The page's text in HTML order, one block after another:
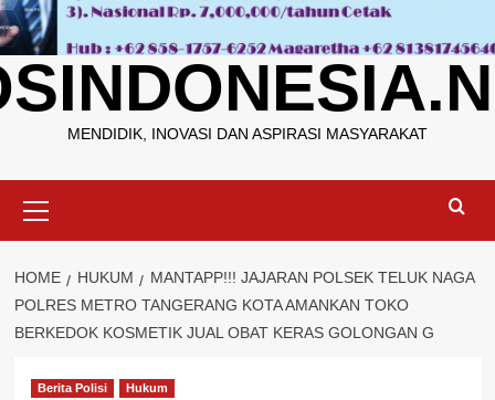
MENDIDIK, INOVASI DAN ASPIRASI MASYARAKAT
Menu
HOME HUKUM
MANTAPP!!! JAJARAN POLSEK TELUK NAGA
POLRES METRO TANGERANG KOTA AMANKAN TOKO
BERKEDOK KOSMETIK JUAL OBAT KERAS GOLONGAN G
Berita Polisi Hukum